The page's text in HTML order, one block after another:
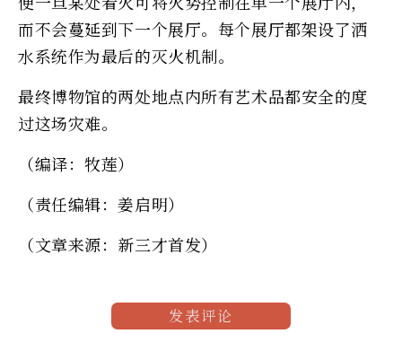
而不会蔓延到下一个展厅。每个展厅都架设了洒
水系统作为最后的灭火机制。
最终博物馆的两处地点内所有艺术品都安全的度
过这场灾难。
（编译：牧莲）
（责任编辑：姜启明）
（文章来源：新三才首发）
发表评论